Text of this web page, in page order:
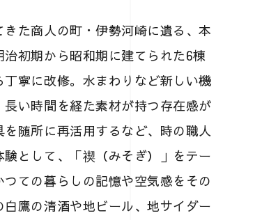
た商人の町・伊勢河崎に遺る、本
初期から昭和期に建てられた6棟
寧に改修。水まわりなど新しい機
い時間を経た素材が持つ存在感が
随所に再活用するなど、時の職人
として、「禊（みそぎ）」をテー
ての暮らしの記憶や空気感をその
鷹の清酒や地ビール、地サイダー